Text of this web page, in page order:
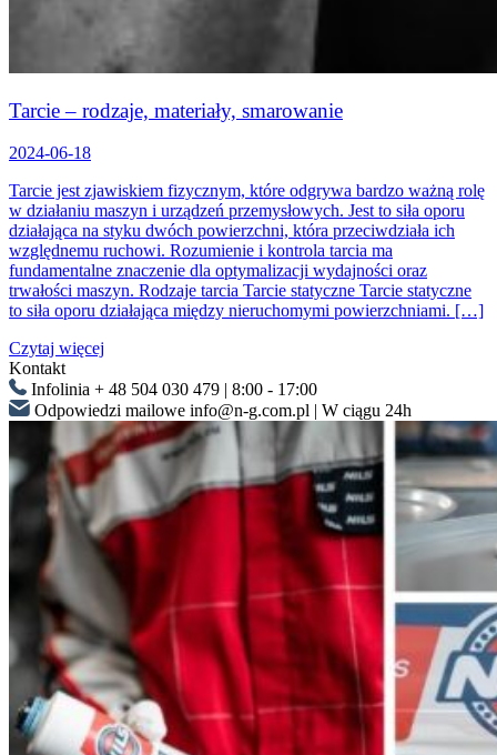
Tarcie – rodzaje, materiały, smarowanie
2024-06-18
Tarcie jest zjawiskiem fizycznym, które odgrywa bardzo ważną rolę
w działaniu maszyn i urządzeń przemysłowych. Jest to siła oporu
działająca na styku dwóch powierzchni, która przeciwdziała ich
względnemu ruchowi. Rozumienie i kontrola tarcia ma
fundamentalne znaczenie dla optymalizacji wydajności oraz
trwałości maszyn. Rodzaje tarcia Tarcie statyczne Tarcie statyczne
to siła oporu działająca między nieruchomymi powierzchniami. […]
Czytaj więcej
Kontakt
Infolinia + 48 504 030 479 | 8:00 - 17:00
Odpowiedzi mailowe info@n-g.com.pl | W ciągu 24h